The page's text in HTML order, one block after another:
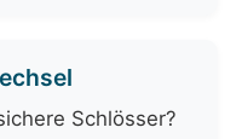
Schlösser?